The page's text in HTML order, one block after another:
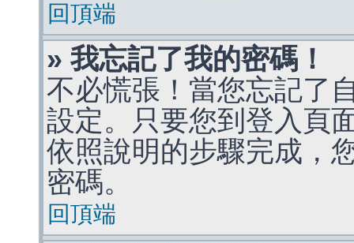
回頂端
» 我忘記了我的密碼！
不必慌張！當您忘記了
設定。只要您到登入頁
依照說明的步驟完成，
密碼。
回頂端